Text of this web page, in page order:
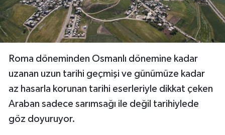
Roma döneminden Osmanlı dönemine kadar
uzanan uzun tarihi geçmişi ve günümüze kadar
az hasarla korunan tarihi eserleriyle dikkat çeken
Araban sadece sarımsağı ile değil tarihiylede
göz doyuruyor.